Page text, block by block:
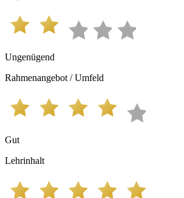
Ungenügend
Rahmenangebot / Umfeld
Gut
Lehrinhalt